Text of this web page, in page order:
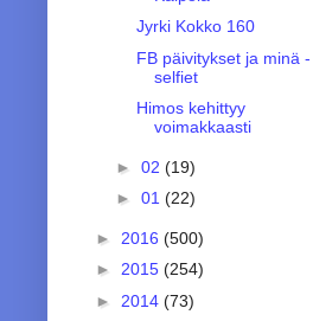
Jyrki Kokko 160
FB päivitykset ja minä -
selfiet
Himos kehittyy
voimakkaasti
► 02 (19)
► 01 (22)
► 2016 (500)
► 2015 (254)
► 2014 (73)